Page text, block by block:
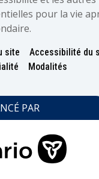
pour la vie
PAR
site
Accessibilité du
Modalités